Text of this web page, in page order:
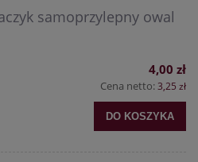
samoprzylepny owal
4,00 zł
Cena netto:3,25 zł
DO KOSZYKA